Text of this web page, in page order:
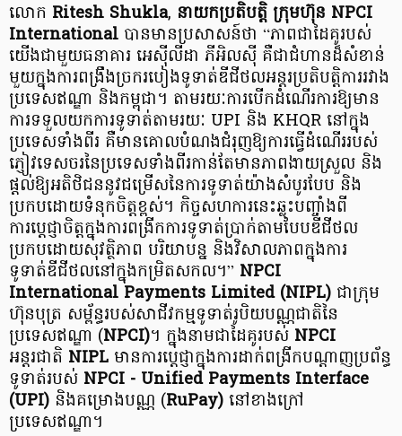
លោក Ritesh Shukla, នាយក​ប្រតិបត្តិ ក្រុមហ៊ុន NPCI
International បានមានប្រសាសន៍ថា “ភាពជាដៃគូរបស់
យើងជាមួយធនាគារ អេស៊ីលីដា ភីអិលស៊ី គឺជាជំហានដ៏សំខាន់
មួយក្នុង​ការពង្រឹងច្រករបៀងទូទាត់​ឌីជីថលអន្តរប្រតិបត្តិការរវាង
ប្រទេសឥណ្ឌា និងកម្ពុជា។ តាមរយៈការបើកដំណើរការឱ្យ​មាន
ការទទួលយកការទូទាត់តាមរយៈ UPI និង KHQR នៅក្នុង
ប្រទេសទាំងពីរ គឺមានគោលបំណងជំរុញឱ្យការធ្វើដំណើររបស់
ភ្ញៀវទេសចរ​នៃប្រទេសទាំងពីរកាន់តែ​មានភាពងាយស្រួល និង
ផ្តល់ឱ្យអតិថិជននូវជម្រើសនៃការទូទាត់យ៉ាងសំបូរបែប និង
ប្រកបដោយទំនុកចិត្តខ្ពស់។ កិច្ចសហការនេះឆ្លុះបញ្ចាំងពី
ការប្តេជ្ញាចិត្តក្នុងការពង្រីកការទូទាត់ប្រាក់តាមបែបឌីជីថល
ប្រកបដោយសុវត្ថិភាព បរិយាបន្ន និងវិសាលភាព​ក្នុងការ
ទូទាត់ឌីជីថលនៅក្នុងកម្រិតសកល។” NPCI
International Payments Limited (NIPL) ជាក្រុម
ហ៊ុនបុត្រ សម្ព័ន្ធរបស់សាជីវកម្មទូទាត់រូបិយបណ្ណជាតិនៃ
ប្រទេសឥណ្ឌា (NPCI)។ ក្នុងនាមជាដៃគូរបស់ NPCI
អន្តរជាតិ NIPL មានការប្តេជ្ញាក្នុងការដាក់ពង្រីកបណ្តាញប្រព័ន្ធ
ទូទាត់របស់ NPCI - Unified Payments Interface
(UPI) និងគម្រោងបណ្ណ (RuPay) នៅខាងក្រៅ
ប្រទេសឥណ្ឌា។